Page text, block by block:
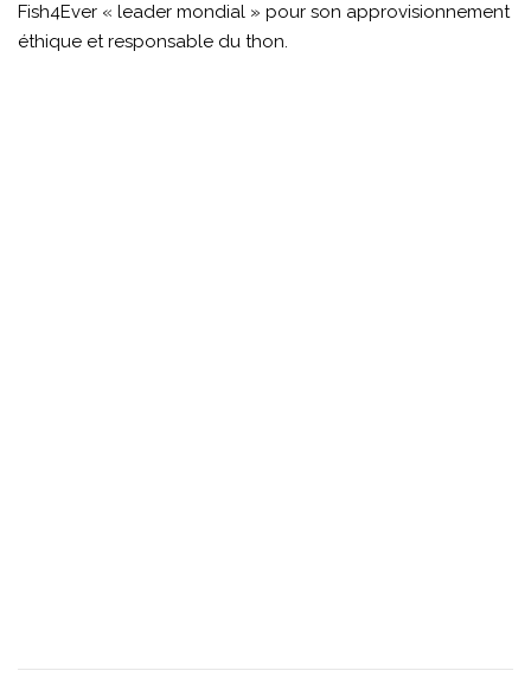
Fish4Ever « leader mondial » pour son approvisionnement
éthique et responsable du thon.